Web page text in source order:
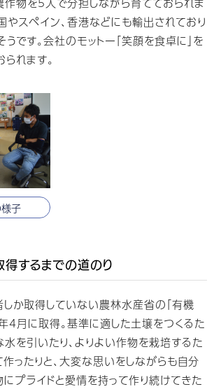
やスペイン、香港などにも輸出されており
です。会社のモットー「笑顔を食卓に」を
れます。
子
するまでの道のり
か取得していない農林水産省の「有機
4月に取得。基準に適した土壌をつくるた
を引いたり、よりよい作物を栽培するた
ったりと、大変な思いをしながらも自分
プライドと愛情を持って作り続けてきた